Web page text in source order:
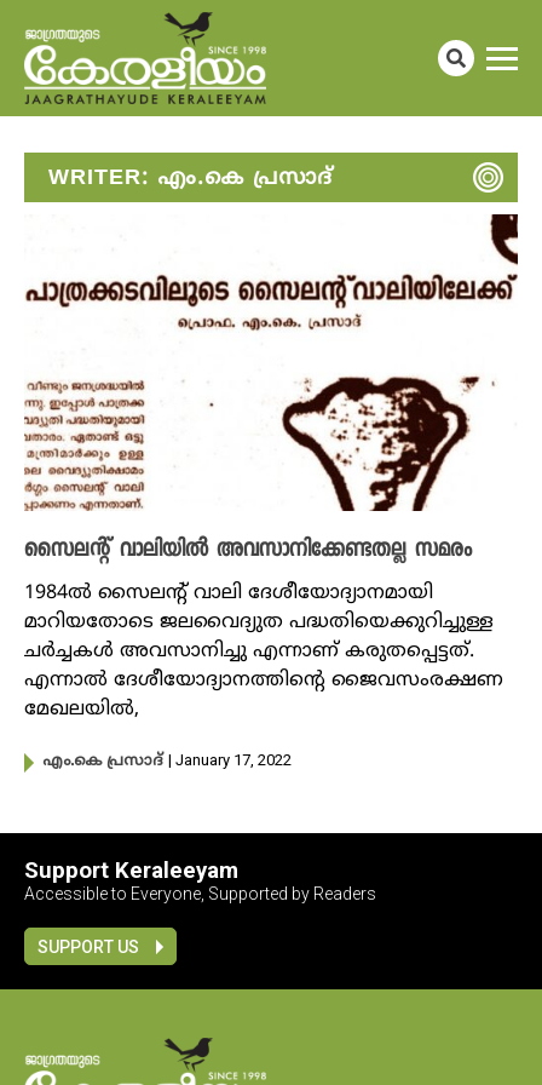
WRITER: എം.കെ പ്രസാദ്
സൈലന്റ് വാലിയിൽ അവസാനിക്കേണ്ടതല്ല സമരം
1984ൽ സൈലന്റ് വാലി ദേശീയോദ്യാനമായി
മാറിയതോടെ ജലവൈദ്യുത പദ്ധതിയെക്കുറിച്ചുള്ള
ചർച്ചകൾ അവസാനിച്ചു എന്നാണ് കരുതപ്പെട്ടത്.
എന്നാൽ ദേശീയോദ്യാനത്തിന്റെ ജൈവസംരക്ഷണ
മേഖലയിൽ,
എം.കെ പ്രസാദ് | January 17, 2022
Support Keraleeyam
Accessible to Everyone, Supported by Readers
SUPPORT US